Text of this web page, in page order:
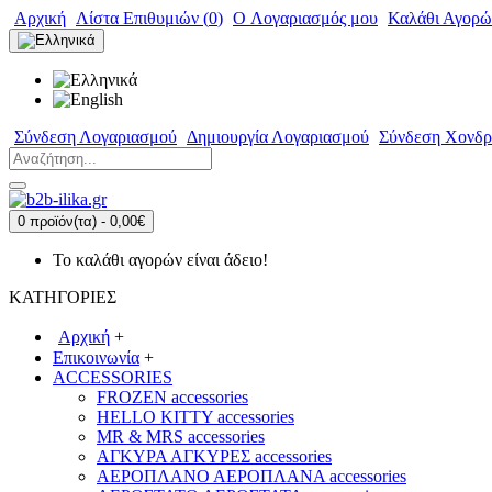
Αρχική Λίστα Επιθυμιών (0) O Λογαριασμός μου Καλάθι
Σύνδεση Λογαριασμού Δημιουργία Λογαριασμού Σύνδεση
0 προϊόν(τα) - 0,00€
Το καλάθι αγορών είναι άδειο!
ΚΑΤΗΓΟΡΙΕΣ
Αρχική +
Επικοινωνία +
ACCESSORIES
FROZEN accessories
HELLO KITTY accessories
MR & MRS accessories
ΑΓΚΥΡΑ ΑΓΚΥΡΕΣ accessories
ΑΕΡΟΠΛΑΝΟ ΑΕΡΟΠΛΑΝΑ accessories